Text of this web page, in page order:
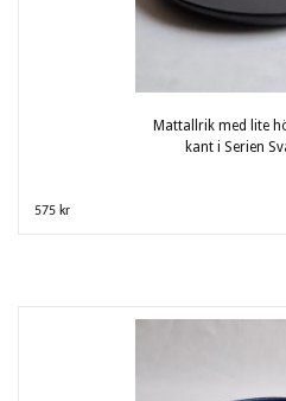
Mattallrik med lite
kant i Serien
575 kr